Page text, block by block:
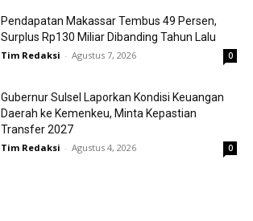
Pendapatan Makassar Tembus 49 Persen,
Surplus Rp130 Miliar Dibanding Tahun Lalu
Tim Redaksi - Agustus 7, 2026 0
Gubernur Sulsel Laporkan Kondisi Keuangan
Daerah ke Kemenkeu, Minta Kepastian
Transfer 2027
Tim Redaksi - Agustus 4, 2026 0